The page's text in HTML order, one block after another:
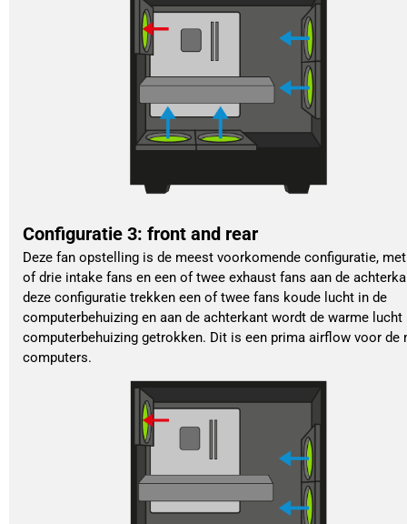
Configuratie 3: front and rear
Deze fan opstelling is de meest voorkomende configuratie,
of drie intake fans en een of twee exhaust fans aan de
deze configuratie trekken een of twee fans koude lucht in de
computerbehuizing en aan de achterkant wordt de warme lucht
computerbehuizing getrokken. Dit is een prima airflow voor de
computers.